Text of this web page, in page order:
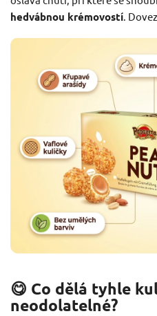
hedvábnou krémovostí.
😋 Co dělá tyhle
neodolatelné?